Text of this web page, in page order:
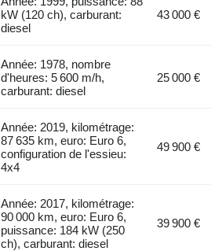
kW (120 ch), carburant:
diesel
43 000 €
Année: 1978, nombre
d'heures: 5 600 m/h,
carburant: diesel
25 000 €
Année: 2019, kilométrage:
87 635 km, euro: Euro 6,
configuration de l'essieu:
4x4
49 900 €
Année: 2017, kilométrage:
90 000 km, euro: Euro 6,
puissance: 184 kW (250
ch), carburant: diesel
39 900 €